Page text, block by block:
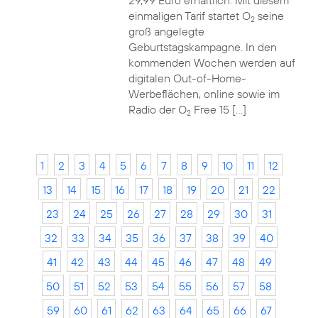
einmaligen Tarif startet O2seine
groß angelegte
Geburtstagskampagne. In den
kommenden Wochen werden auf
digitalen Out-of-Home-
Werbeflächen, online sowie im
Radio der O2Free 15 […]
1 2 3 4 5 6 7 8 9 10 11
12
13
14 15 16 17 18 19 20 21
22
23
24 25 26 27 28 29 30
31
32
33 34 35 36 37 38 39
40
41
42 43 44 45 46 47 48
49
50
51 52 53 54 55 56 57
58
59
60 61 62 63 64 65 66 67